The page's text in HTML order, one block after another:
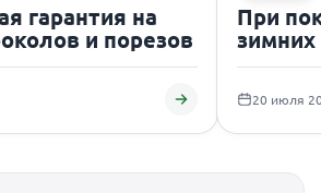
гарантия на
и порезов
При
20 июля